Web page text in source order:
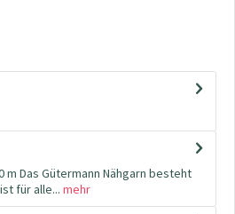
m Das Gütermann Nähgarn besteht
für alle... mehr